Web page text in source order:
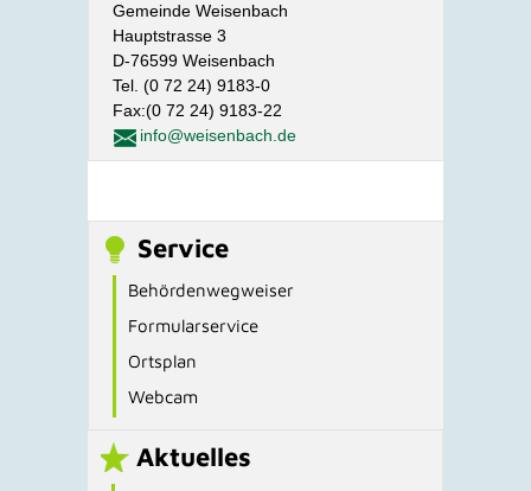
Gemeinde Weisenbach
Hauptstrasse 3
D-76599 Weisenbach
Tel. (0 72 24) 9183-0
Fax:(0 72 24) 9183-22
info@weisenbach.de
Service
Behördenwegweiser
Formularservice
Ortsplan
Webcam
Aktuelles